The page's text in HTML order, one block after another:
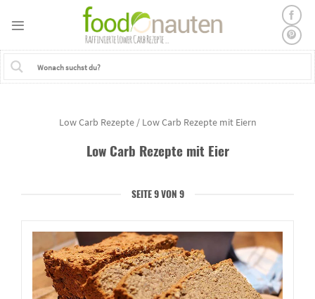
Low Carb Rezepte / Low Carb Rezepte mit Eiern
Low Carb Rezepte mit Eier
SEITE 9 VON 9